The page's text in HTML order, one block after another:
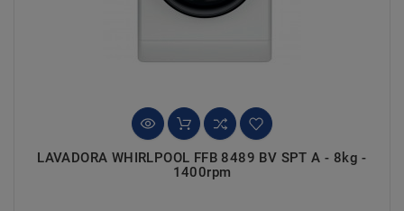
LAVADORA WHIRLPOOL FFB 8489 BV SPT A - 8kg -
1400rpm